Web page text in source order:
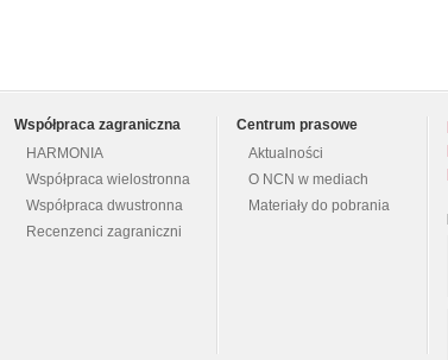
Współpraca zagraniczna
HARMONIA
Współpraca wielostronna
Współpraca dwustronna
Recenzenci zagraniczni
Centrum prasowe
Aktualności
O NCN w mediach
Materiały do pobrania